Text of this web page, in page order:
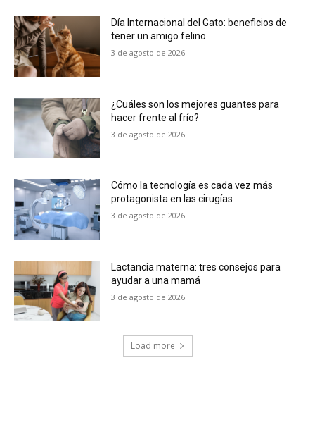
Día Internacional del Gato: beneficios de
tener un amigo felino
3 de agosto de 2026
¿Cuáles son los mejores guantes para
hacer frente al frío?
3 de agosto de 2026
Cómo la tecnología es cada vez más
protagonista en las cirugías
3 de agosto de 2026
Lactancia materna: tres consejos para
ayudar a una mamá
3 de agosto de 2026
Load more